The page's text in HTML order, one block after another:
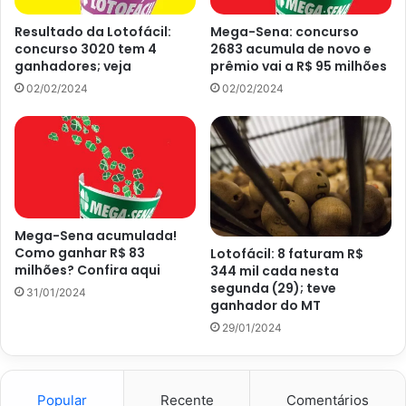
3 apostas ganhadoras, R$ 461.840,68
14 acertos
219 apostas ganhadoras, R$ 1.895,05
13 acertos
7524 apostas ganhadoras, R$ 30,00
12 acertos
101928 apostas ganhadoras, R$ 12,00
11 acertos
Resultado da Lotofácil:
concurso 3020 tem 4
ganhadores; veja
02/02/2024
Mega-Sena: concurso
2683 acumula de novo e
prêmio vai a R$ 95 milhões
02/02/2024
Mega-Sena acumulada!
Como ganhar R$ 83
milhões? Confira aqui
31/01/2024
Lotofácil: 8 faturam R$
344 mil cada nesta
segunda (29); teve
ganhador do MT
29/01/2024
Popular Recente Comentários